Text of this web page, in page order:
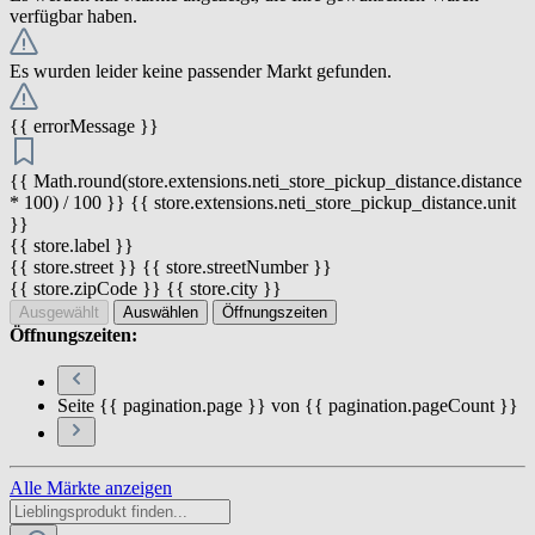
verfügbar haben.
Es wurden leider keine passender Markt gefunden.
{{ errorMessage }}
{{ Math.round(store.extensions.neti_store_pickup_distance.distance
* 100) / 100 }} {{ store.extensions.neti_store_pickup_distance.unit
}}
{{ store.label }}
{{ store.street }} {{ store.streetNumber }}
{{ store.zipCode }} {{ store.city }}
Ausgewählt Auswählen Öffnungszeiten
Öffnungszeiten:
Seite {{ pagination.page }} von {{ pagination.pageCount }}
Alle Märkte anzeigen